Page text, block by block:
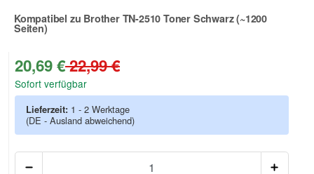
Kompatibel zu Brother TN-2510 Toner Schwarz (~1200
Seiten)
Zur Artikelbewertung
20,69 €22,99 €
Sofort verfügbar
Lieferzeit: 1 - 2 Werktage
(DE - Ausland abweichend)